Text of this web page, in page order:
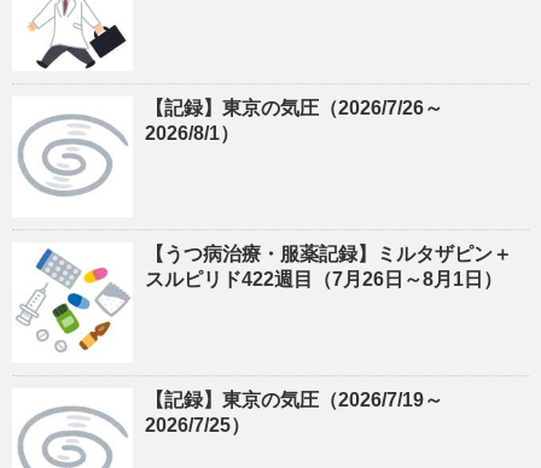
【記録】東京の気圧（2026/7/26～
2026/8/1）
【うつ病治療・服薬記録】ミルタザピン＋
スルピリド422週目（7月26日～8月1日）
【記録】東京の気圧（2026/7/19～
2026/7/25）